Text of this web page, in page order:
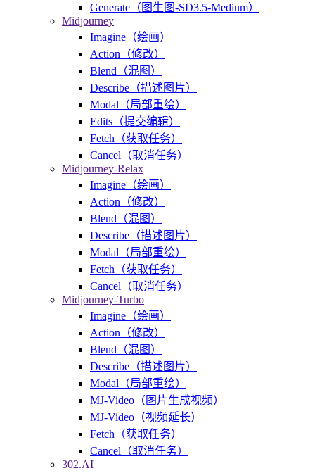
Generate（图生图-SD3.5-Medium）
Midjourney
Imagine（绘画）
Action（修改）
Blend（混图）
Describe（描述图片）
Modal（局部重绘）
Edits（提交编辑）
Fetch（获取任务）
Cancel（取消任务）
Midjourney-Relax
Imagine（绘画）
Action（修改）
Blend（混图）
Describe（描述图片）
Modal（局部重绘）
Fetch（获取任务）
Cancel（取消任务）
Midjourney-Turbo
Imagine（绘画）
Action（修改）
Blend（混图）
Describe（描述图片）
Modal（局部重绘）
MJ-Video（图片生成视频）
MJ-Video（视频延长）
Fetch（获取任务）
Cancel（取消任务）
302.AI